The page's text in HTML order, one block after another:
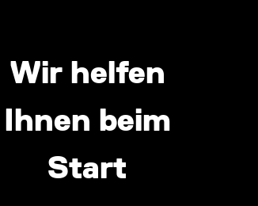
Wir helfen
Ihnen beim
Start